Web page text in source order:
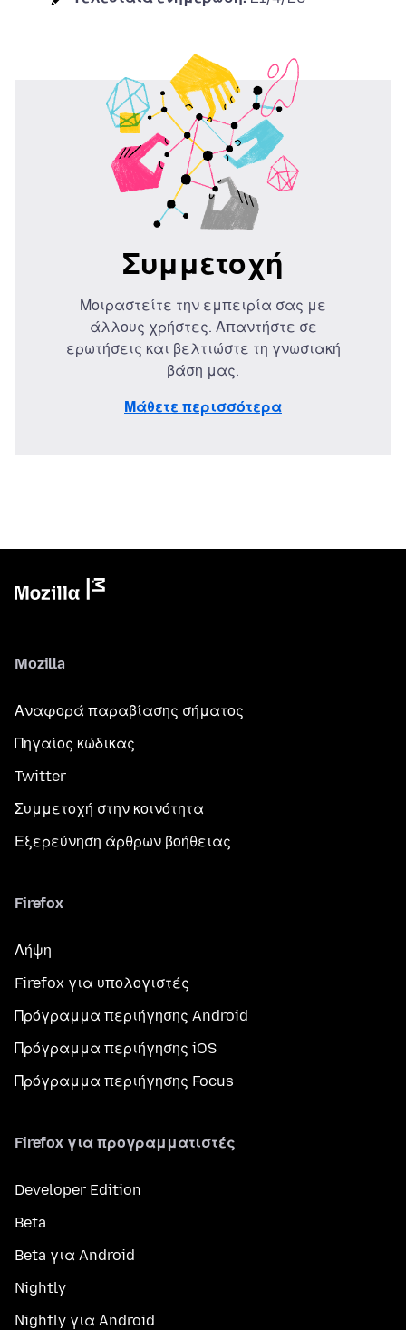
Συμμετοχή
Μοιραστείτε την εμπειρία σας με
άλλους χρήστες. Απαντήστε σε
ερωτήσεις και βελτιώστε τη γνωσιακή
βάση μας.
Μάθετε περισσότερα
Mozilla
Αναφορά παραβίασης σήματος
Πηγαίος κώδικας
Twitter
Συμμετοχή στην κοινότητα
Εξερεύνηση άρθρων βοήθειας
Firefox
Λήψη
Firefox για υπολογιστές
Πρόγραμμα περιήγησης Android
Πρόγραμμα περιήγησης iOS
Πρόγραμμα περιήγησης Focus
Firefox για προγραμματιστές
Developer Edition
Beta
Beta για Android
Nightly
Nightly για Android